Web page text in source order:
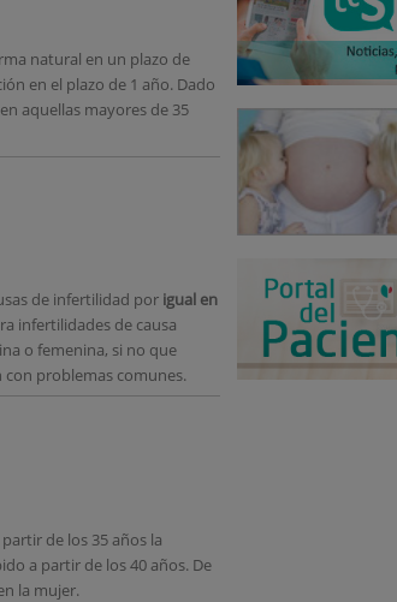
natural en un plazo de
en el plazo de 1 año. Dado
aquellas mayores de 35
de infertilidad por igual en
infertilidades de causa
o femenina, si no que
problemas comunes.
de los 35 años la
a partir de los 40 años. De
la mujer.